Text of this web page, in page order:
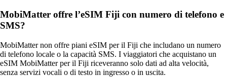
MobiMatter offre l’eSIM Fiji con numero di telefono e
SMS?
MobiMatter non offre piani eSIM per il Fiji che includano un numero
di telefono locale o la capacità SMS. I viaggiatori che acquistano un
eSIM MobiMatter per il Fiji riceveranno solo dati ad alta velocità,
senza servizi vocali o di testo in ingresso o in uscita.